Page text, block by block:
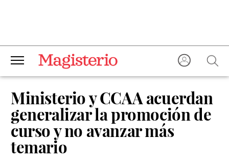
Ministerio y CCAA acuerdan
generalizar la promoción de
curso y no avanzar más
temario